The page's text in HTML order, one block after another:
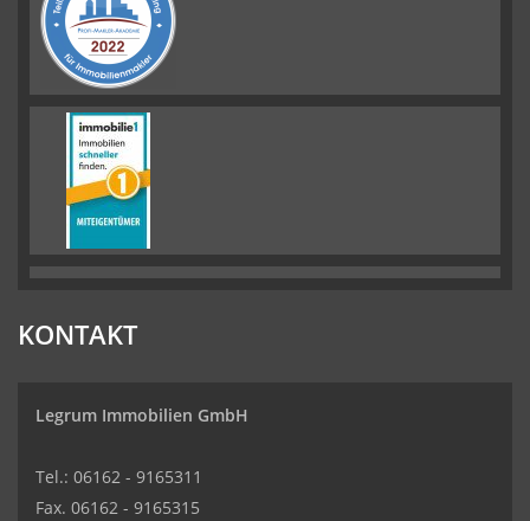
KONTAKT
Legrum Immobilien GmbH
Tel.: 06162 - 9165311
Fax. 06162 - 9165315